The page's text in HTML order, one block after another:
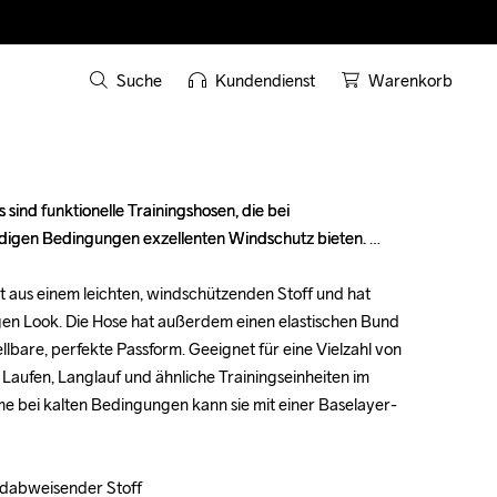
Suche Kundendienst Warenkorb
sind funktionelle Trainingshosen, die bei
Bedingungen exzellenten Windschutz bieten.
aus einem leichten, windschützenden Stoff und hat
Look. Die Hose hat außerdem einen elastischen Bund
perfekte Passform. Geeignet für eine Vielzahl von
Langlauf und ähnliche Trainingseinheiten im
bei kalten Bedingungen kann sie mit einer Baselayer-
Stoff
sind funktionelle Trainingshosen, die bei
Bedingungen exzellenten Windschutz bieten.
aus einem leichten, windschützenden Stoff und hat
Look. Die Hose hat außerdem einen elastischen Bund
perfekte Passform. Geeignet für eine Vielzahl von
Langlauf und ähnliche Trainingseinheiten im
bei kalten Bedingungen kann sie mit einer Baselayer-
Stoff